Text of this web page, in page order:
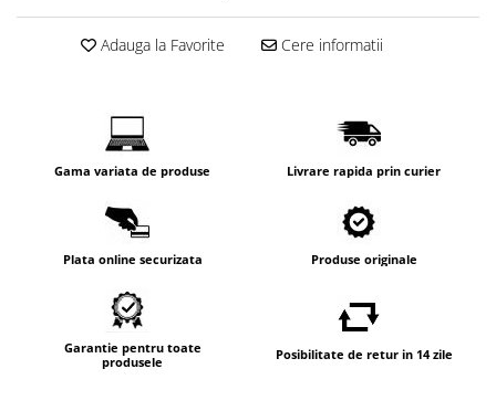
Adauga la Favorite Cere informatii
Gama variata de produse Livrare rapida prin curier
Plata online securizata Produse originale
Garantie pentru toate
produsele
Posibilitate de retur in 14 zile